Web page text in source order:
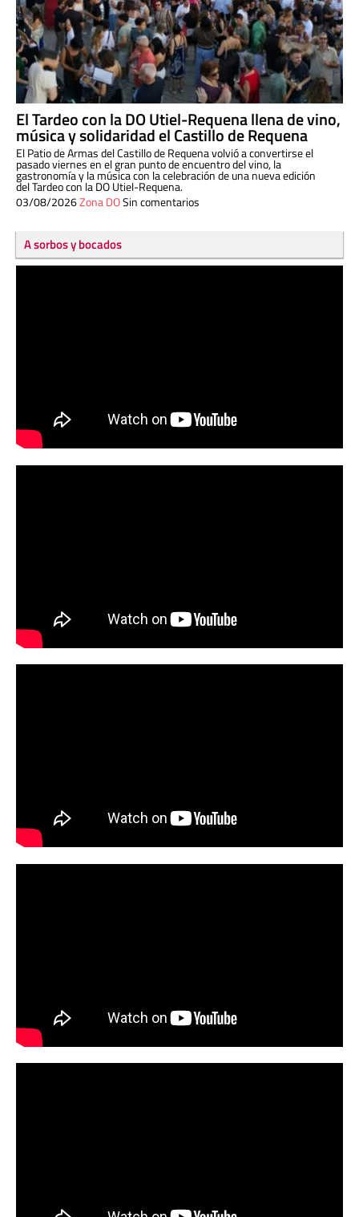
El Tardeo con la DO Utiel-Requena llena de vino,
música y solidaridad el Castillo de Requena
El Patio de Armas del Castillo de Requena volvió a convertirse el
pasado viernes en el gran punto de encuentro del vino, la
gastronomía y la música con la celebración de una nueva edición
del Tardeo con la DO Utiel-Requena.
03/08/2026Zona DOSin comentarios
A sorbos y bocados